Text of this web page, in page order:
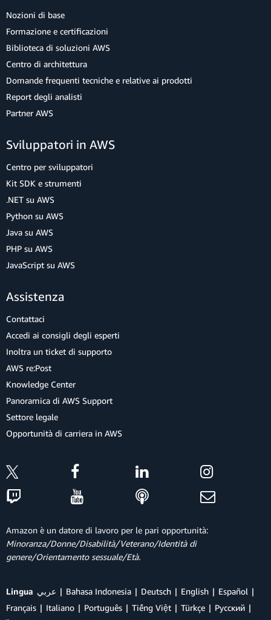
Nozioni di base
Formazione e certificazioni
Biblioteca di soluzioni AWS
Centro di architettura
Domande frequenti tecniche e relative ai prodotti
Report degli analisti
Partner AWS
Sviluppatori in AWS
Centro per sviluppatori
Kit SDK e strumenti
.NET su AWS
Python su AWS
Java su AWS
PHP su AWS
JavaScript su AWS
Assistenza
Contattaci
Accedi ai consigli degli esperti
Inoltra un ticket di supporto
AWS re:Post
Knowledge Center
Panoramica di AWS Support
Settore legale
Opportunità di carriera in AWS
Amazon è un datore di lavoro per le pari opportunità:
Minoranza/Donne/Disabilità/Veterano/Identità di
genere/Orientamento sessuale/Età.
Lingua عربي Bahasa Indonesia Deutsch English
Español
Français
Italiano Português Tiếng Việt Türkçe
Ρусский